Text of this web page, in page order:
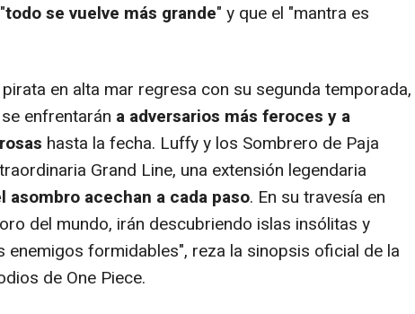
todo se vuelve más grande" y que el "mantra es
en alta mar regresa con su segunda temporada,
enfrentarán a adversarios más feroces y a
hasta la fecha. Luffy y los Sombrero de Paja
Grand Line, una extensión legendaria
asombro acechan a cada paso. En su travesía en
del mundo, irán descubriendo islas insólitas y
enemigos formidables", reza la sinopsis oficial de la
de One Piece.